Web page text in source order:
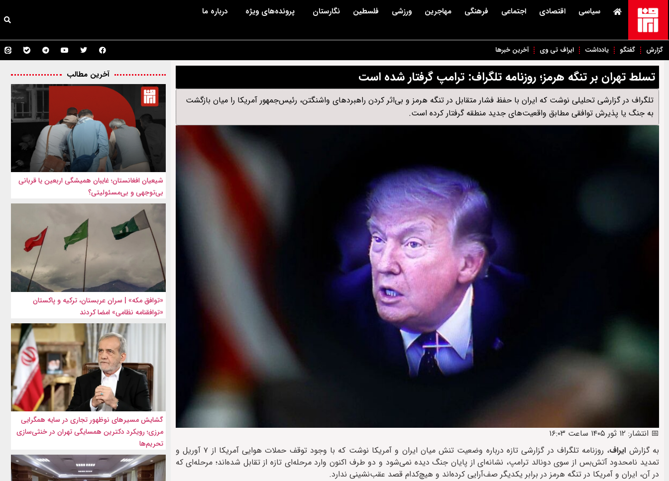
سیاسی اقتصادی اجتماعی فرهنگی مهاجرین ورزشی فلسطین نگارستان پرونده‌های ویژه درباره ما
گزارش گفتگو یادداشت ایراف تی وی آخرین خبرها
تسلط تهران بر تنگه هرمز؛ روزنامه تلگراف: ترامپ گرفتار شده است
تلگراف در گزارشی تحلیلی نوشت که ایران با حفظ فشار متقابل در تنگه هرمز و بی‌اثر کردن راهبردهای واشنگتن، رئیس‌جمهور آمریکا را میان بازگشت
به جنگ یا پذیرش توافقی مطابق واقعیت‌های جدید منطقه گرفتار کرده است.
📅 انتشار: ۱۲ ثور ۱۴۰۵ ساعت ۱۶:۰۳
به گزارش ایراف
، روزنامه تلگراف در گزارشی تازه درباره وضعیت تنش میان ایران و آمریکا نوشت که با وجود توقف حملات هوایی آمریکا از ۷ آوریل و
تمدید نامحدود آتش‌بس از سوی دونالد ترامپ، نشانه‌ای از پایان جنگ دیده نمی‌شود و دو طرف اکنون وارد مرحله‌ای تازه از تقابل شده‌اند؛ مرحله‌ای که
در آن، ایران و آمریکا در تنگه هرمز در برابر یکدیگر صف‌آرایی کرده‌اند و هیچ‌کدام قصد عقب‌نشینی ندارد.
آخرین مطالب
شیعیان افغانستان؛ غایبان همیشگی اربعین یا قربانی
بی‌توجهی و بی‌مسئولیتی؟
«توافق مکه» | سران عربستان، ترکیه و پاکستان
«توافقنامه نظامی» امضا کردند
گشایش مسیرهای نوظهور تجاری در سایه همگرایی
مرزی؛ رویکرد دکترین همسایگی تهران در خنثی‌سازی
تحریم‌ها